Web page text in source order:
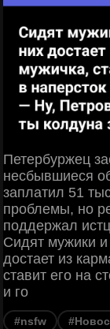
Петербуржец
несбывшиеся
заплатил 51
проблемы, но
поддержал
Сидят мужики
достает из
ставит его на
и го
#nsfw